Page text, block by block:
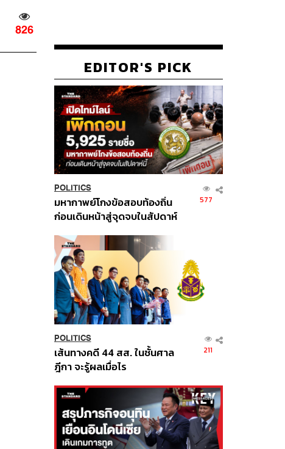
826
EDITOR'S PICK
POLITICS
มหากาพย์โกงข้อสอบท้องถิ่น
ก่อนเดินหน้าสู่จุดจบในสัปดาห์
577
POLITICS
เส้นทางคดี 44 สส. ในชั้นศาล
ฎีกา จะรู้ผลเมื่อไร
211